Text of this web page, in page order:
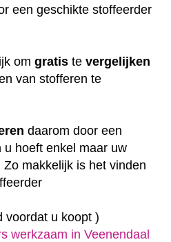
een geschikte stoffeerder
om gratis te vergelijken
van stofferen te
daarom door een
u hoeft enkel maar uw
makkelijk is het vinden
voordat u koopt )
werkzaam in Veenendaal